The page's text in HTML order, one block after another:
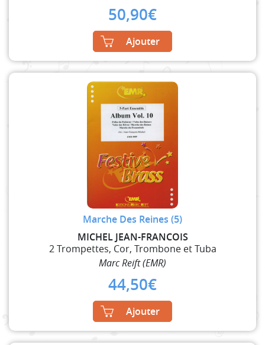
50,90€
Ajouter
Marche Des Reines (5)
MICHEL JEAN-FRANCOIS
2 Trompettes, Cor, Trombone et Tuba
Marc Reift (EMR)
44,50€
Ajouter